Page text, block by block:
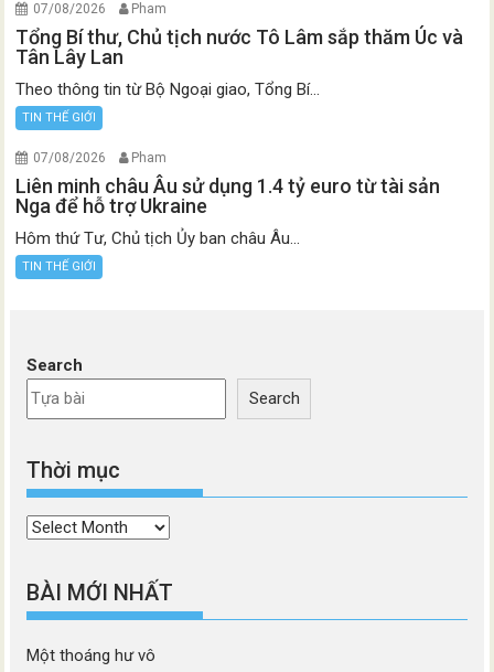
07/08/2026 Pham
Tổng Bí thư, Chủ tịch nước Tô Lâm sắp thăm Úc và
Tân Lây Lan
Theo thông tin từ Bộ Ngoại giao, Tổng Bí...
TIN THẾ GIỚI
07/08/2026 Pham
Liên minh châu Âu sử dụng 1.4 tỷ euro từ tài sản
Nga để hỗ trợ Ukraine
Hôm thứ Tư, Chủ tịch Ủy ban châu Âu...
TIN THẾ GIỚI
Search
Search
Thời mục
Thời
BÀI MỚI NHẤT
Một thoáng hư vô